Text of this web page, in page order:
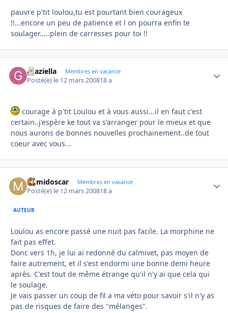
pauvre p'tit loulou,tu est pourtant bien courageux
!!...encore un peu de patience et l on pourra enfin te
soulager.....plein de carresses pour toi !!
graziella Membres en vacance
Posté(e) le 12 mars 200818 a
courage à p'tit Loulou et à vous aussi...il en faut c'est
certain..j'espère ke tout va s'arranger pour le mieux et que
nous aurons de bonnes nouvelles prochainement..de tout
coeur avec vous...
mimidoscar Membres en vacance
Posté(e) le 12 mars 200818 a
AUTEUR
Loulou as encore passé une nuit pas facile. La morphine ne
fait pas effet.
Donc vers 1h, je lui ai redonné du calmivet, pas moyen de
faire autrement, et il s'est endormi une bonne demi heure
après. C'est tout de même étrange qu'il n'y ai que cela qui
le soulage.
Je vais passer un coup de fil a ma véto pour savoir s'il n'y as
pas de risques de faire des "mélanges".